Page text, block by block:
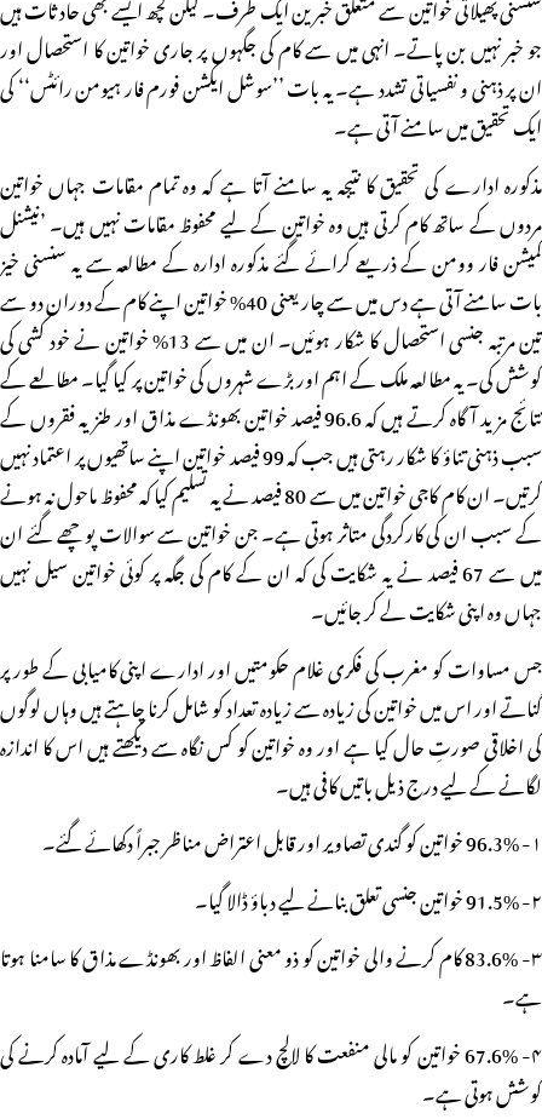
جو خبر نہیں بن پاتے۔ انہی میں سے کام کی جگہوں پر جاری خواتین کا استحصال اور
ان پر ذہنی و نفسیاتی تشدد ہے۔ یہ بات ’’سوشل ایکشن فورم فار ہیومن رائٹس‘‘ کی
ایک تحقیق میں سامنے آتی ہے۔
مذکورہ ادارے کی تحقیق کا نتیجہ یہ سامنے آتا ہے کہ وہ تمام مقامات جہاں خواتین
مردوں کے ساتھ کام کرتی ہیں وہ خواتین کے لیے محفوظ مقامات نہیں ہیں۔ ’نیشنل
کمیشن فار وومن کے ذریعے کرائے گئے مذکورہ ادارہ کے مطالعہ سے یہ سنسنی خیز
بات سامنے آتی ہے دس میں سے چار یعنی 40% خواتین اپنے کام کے دوران دو سے
تین مرتبہ جنسی استحصال کا شکار ہوئیں۔ ان میں سے 13% خواتین نے خود کشی کی
کوشش کی۔ یہ مطالعہ ملک کے اہم اور بڑے شہروں کی خواتین پر کیا گیا۔ مطالعے کے
نتائج مزید آگاہ کرتے ہیں کہ 96.6 فیصد خواتین بھونڈے مذاق اور طنزیہ فقروں کے
سبب ذہنی تناؤ کا شکار رہتی ہیں جب کہ 99 فیصد خواتین اپنے ساتھیوں پر اعتماد نہیں
کرتیں۔ ان کام کاجی خواتین میں سے 80 فیصد نے یہ تسلیم کیا کہ محفوظ ماحول نہ ہونے
کے سبب ان کی کارکردگی متاثر ہوتی ہے۔ جن خواتین سے سوالات پوچھے گئے ان
میں سے 67 فیصد نے یہ شکایت کی کہ ان کے کام کی جگہ پر کوئی خواتین سیل نہیں
جہاں وہ اپنی شکایت لے کر جائیں۔
جس مساوات کو مغرب کی فکری غلام حکومتیں اور ادارے اپنی کامیابی کے طور پر
گناتے اور اس میں خواتین کی زیادہ سے زیادہ تعداد کو شامل کرنا چاہتے ہیں وہاں لوگوں
کی اخلاقی صورتِ حال کیا ہے اور وہ خواتین کو کس نگاہ سے دیکھتے ہیں اس کا اندازہ
لگانے کے لیے درج ذیل باتیں کافی ہیں۔
۱- 96.3% خواتین کو گندی تصاویر اور قابل اعتراض مناظر جبراً دکھائے گئے۔
۲- 91.5% خواتین جنسی تعلق بنانے لیے دباؤ ڈالا گیا۔
۳- 83.6% کام کرنے والی خواتین کو ذو معنی الفاظ اور بھونڈے مذاق کا سامنا ہوتا
ہے۔
۴- 67.6% خواتین کو مالی منفعت کا لالچ دے کر غلط کاری کے لیے آمادہ کرنے کی
کوشش ہوتی ہے۔